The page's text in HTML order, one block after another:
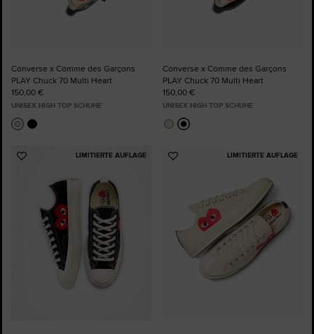
Converse x Comme des Garçons
PLAY Chuck 70 Multi Heart
150,00 €
UNISEX HIGH TOP SCHUHE
Converse x Comme des Garçons
PLAY Chuck 70 Multi Heart
150,00 €
UNISEX HIGH TOP SCHUHE
LIMITIERTE AUFLAGE
Zu
hinzufügen
LIMITIERTE AUFLAGE
Zu